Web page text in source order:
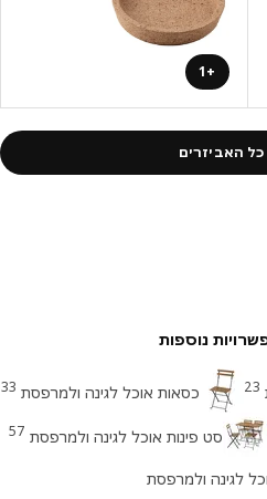
+1
נוספות
כסאות אוכל לגינה ולמרפסת 33
סט פינות אוכל לגינה ולמרפסת 57
לגינה ולמרפסת